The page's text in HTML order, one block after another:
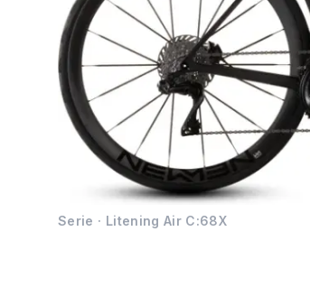
Serie · Litening Air C:68X